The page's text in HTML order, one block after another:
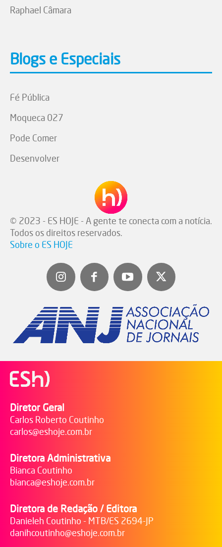
Raphael Câmara
Blogs e Especiais
Fé Pública
Moqueca 027
Pode Comer
Desenvolver
© 2023 - ES HOJE - A gente te conecta com a notícia.
Todos os direitos reservados.
Sobre o ES HOJE
Diretor Geral
Carlos Roberto Coutinho
carlos@eshoje.com.br
Diretora Administrativa
Bianca Coutinho
bianca@eshoje.com.br
Diretora de Redação / Editora
Danieleh Coutinho - MTB/ES 2694-JP
danihcoutinho@eshoje.com.br